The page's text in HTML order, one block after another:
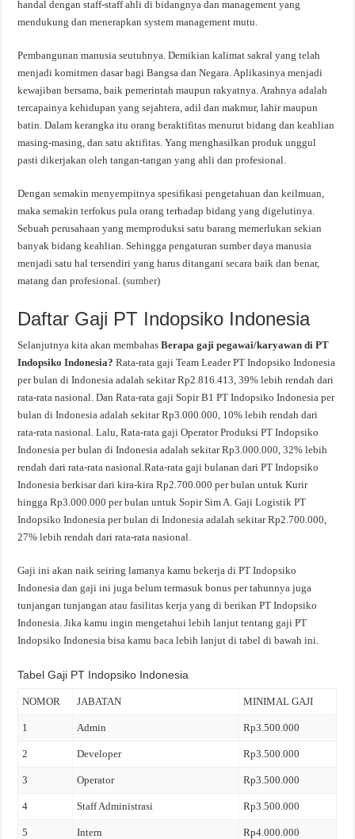
handal dengan staff-staff ahli di bidangnya dan management yang
mendukung dan menerapkan system management mutu.
Pembangunan manusia seutuhnya. Demikian kalimat sakral yang telah
menjadi komitmen dasar bagi Bangsa dan Negara. Aplikasinya menjadi
kewajiban bersama, baik pemerintah maupun rakyatnya. Arahnya adalah
tercapainya kehidupan yang sejahtera, adil dan makmur, lahir maupun
batin. Dalam kerangka itu orang beraktifitas menurut bidang dan keahlian
masing-masing, dan satu aktifitas. Yang menghasilkan produk unggul
pasti dikerjakan oleh tangan-tangan yang ahli dan profesional.
Dengan semakin menyempitnya spesifikasi pengetahuan dan keilmuan,
maka semakin terfokus pula orang terhadap bidang yang digelutinya.
Sebuah perusahaan yang memproduksi satu barang memerlukan sekian
banyak bidang keahlian. Sehingga pengaturan sumber daya manusia
menjadi satu hal tersendiri yang harus ditangani secara baik dan benar,
matang dan profesional. (sumber)
Daftar Gaji PT Indopsiko Indonesia
Selanjutnya kita akan membahasBerapa gaji pegawai/karyawan di PT
Indopsiko Indonesia?Rata-rata gaji Team Leader PT Indopsiko Indonesia
per bulan di Indonesia adalah sekitar Rp2.816.413, 39% lebih rendah dari
rata-rata nasional. Dan Rata-rata gaji Sopir B1 PT Indopsiko Indonesia per
bulan di Indonesia adalah sekitar Rp3.000.000, 10% lebih rendah dari
rata-rata nasional. Lalu, Rata-rata gaji Operator Produksi PT Indopsiko
Indonesia per bulan di Indonesia adalah sekitar Rp3.000.000, 32% lebih
rendah dari rata-rata nasional.Rata-rata gaji bulanan dari PT Indopsiko
Indonesia berkisar dari kira-kira Rp2.700.000 per bulan untuk Kurir
hingga Rp3.000.000 per bulan untuk Sopir Sim A. Gaji Logistik PT
Indopsiko Indonesia per bulan di Indonesia adalah sekitar Rp2.700.000,
27% lebih rendah dari rata-rata nasional.
Gaji ini akan naik seiring lamanya kamu bekerja di PT Indopsiko
Indonesia dan gaji ini juga belum termasuk bonus per tahunnya juga
tunjangan tunjangan atau fasilitas kerja yang di berikan PT Indopsiko
Indonesia. Jika kamu ingin mengetahui lebih lanjut tentang gaji PT
Indopsiko Indonesia bisa kamu baca lebih lanjut di tabel di bawah ini.
Tabel Gaji PT Indopsiko Indonesia
NOMOR JABATAN MINIMAL GAJI
1 Admin Rp3.500.000
2 Developer Rp3.500.000
3 Operator Rp3.500.000
4 Staff Administrasi Rp3.500.000
5 Intern Rp4.000.000